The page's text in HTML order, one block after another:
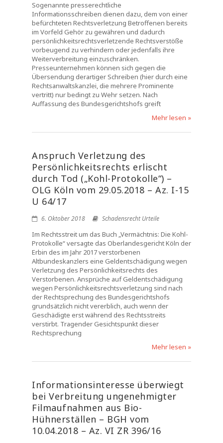
Sogenannte presserechtliche
Informationsschreiben dienen dazu, dem von einer
befürchteten Rechtsverletzung Betroffenen bereits
im Vorfeld Gehör zu gewähren und dadurch
persönlichkeitsrechtsverletzende Rechtsverstöße
vorbeugend zu verhindern oder jedenfalls ihre
Weiterverbreitung einzuschränken.
Presseunternehmen können sich gegen die
Übersendung derartiger Schreiben (hier durch eine
Rechtsanwaltskanzlei, die mehrere Prominente
vertritt) nur bedingt zu Wehr setzen. Nach
Auffassung des Bundesgerichtshofs greift
Mehr lesen »
Anspruch Verletzung des
Persönlichkeitsrechts erlischt
durch Tod („Kohl-Protokolle“) –
OLG Köln vom 29.05.2018 – Az. I-15
U 64/17
6. Oktober 2018 Schadensrecht Urteile
Im Rechtsstreit um das Buch „Vermächtnis: Die Kohl-
Protokolle“ versagte das Oberlandesgericht Köln der
Erbin des im Jahr 2017 verstorbenen
Altbundeskanzlers eine Geldentschädigung wegen
Verletzung des Persönlichkeitsrechts des
Verstorbenen. Ansprüche auf Geldentschädigung
wegen Persönlichkeitsrechtsverletzung sind nach
der Rechtsprechung des Bundesgerichtshofs
grundsätzlich nicht vererblich, auch wenn der
Geschädigte erst während des Rechtsstreits
verstirbt. Tragender Gesichtspunkt dieser
Rechtsprechung
Mehr lesen »
Informationsinteresse überwiegt
bei Verbreitung ungenehmigter
Filmaufnahmen aus Bio-
Hühnerställen – BGH vom
10.04.2018 – Az. VI ZR 396/16